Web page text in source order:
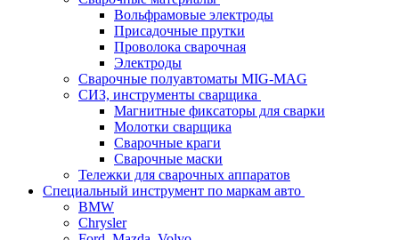
Вольфрамовые электроды
Присадочные прутки
Проволока сварочная
Электроды
Сварочные полуавтоматы MIG-MAG
СИЗ, инструменты сварщика
Магнитные фиксаторы для сварки
Молотки сварщика
Сварочные краги
Сварочные маски
Тележки для сварочных аппаратов
Специальный инструмент по маркам авто
BMW
Chrysler